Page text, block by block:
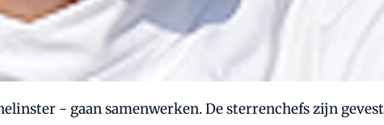
- gaan samenwerken. De sterrenchefs zijn